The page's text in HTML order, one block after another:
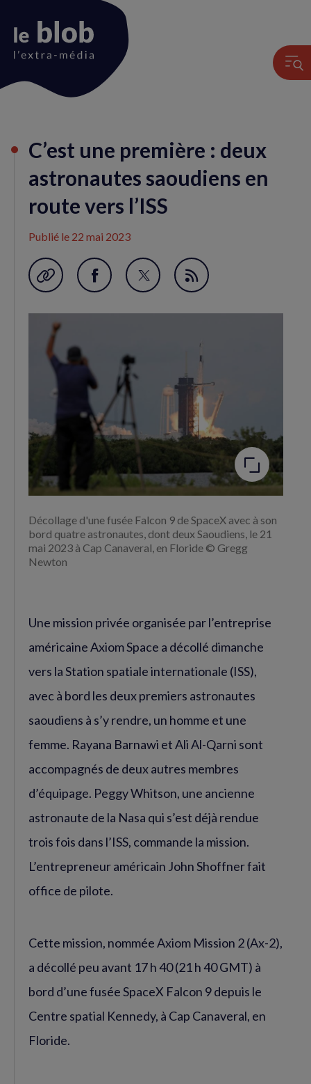
du
C’est une première : deux
astronautes saoudiens en
route vers l’ISS
Publié le 22 mai 2023
Garder en favori
Partager
fenêtre)
Partager
Flux
Agrandir
l'image
Décollage d'une fusée Falcon 9 de SpaceX avec à son
bord quatre astronautes, dont deux Saoudiens, le 21
mai 2023 à Cap Canaveral, en Floride © Gregg
Newton
Une mission privée organisée par l’entreprise
américaine Axiom Space a décollé dimanche
vers la Station spatiale internationale (ISS),
avec à bord les deux premiers astronautes
saoudiens à s’y rendre, un homme et une
femme. Rayana Barnawi et Ali Al-Qarni sont
accompagnés de deux autres membres
d’équipage. Peggy Whitson, une ancienne
astronaute de la Nasa qui s’est déjà rendue
trois fois dans l’ISS, commande la mission.
L’entrepreneur américain John Shoffner fait
office de pilote.
Cette mission, nommée Axiom Mission 2 (Ax-2),
a décollé peu avant 17 h 40 (21 h 40 GMT) à
bord d’une fusée SpaceX Falcon 9 depuis le
Centre spatial Kennedy, à Cap Canaveral, en
Floride.